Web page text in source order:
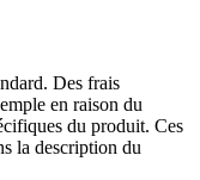
Des frais
en raison du
du produit. Ces
la description du